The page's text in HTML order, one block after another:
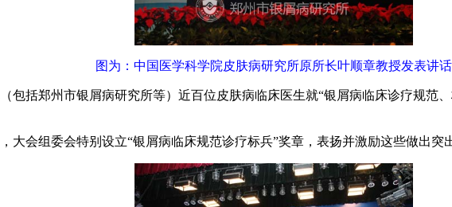
图为：中国医学科学院皮肤病研究所原所长叶顺章教授发表讲话
包括郑州市银屑病研究所等）近百位皮肤病临床医生就“银屑病临床诊疗规范
大会组委会特别设立“银屑病临床规范诊疗标兵”奖章，表扬并激励这些做出突